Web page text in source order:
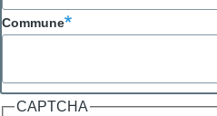
Commune
CAPTCHA